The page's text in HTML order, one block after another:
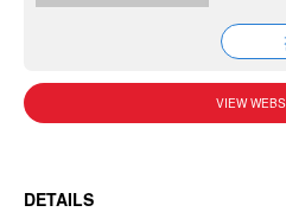
VIEW
DETAILS